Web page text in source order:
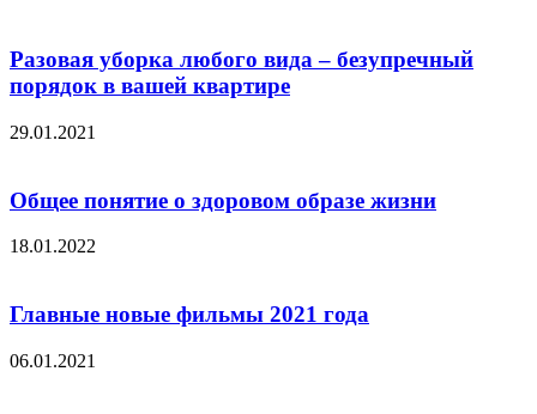
Разовая уборка любого вида – безупречный
порядок в вашей квартире
29.01.2021
Общее понятие о здоровом образе жизни
18.01.2022
Главные новые фильмы 2021 года
06.01.2021